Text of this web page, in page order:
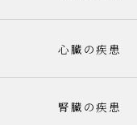
心臓の疾患
腎臓の疾患